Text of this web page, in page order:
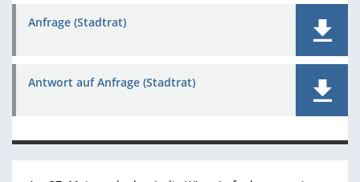
Anfrage (Stadtrat)
Antwort auf Anfrage (Stadtrat)